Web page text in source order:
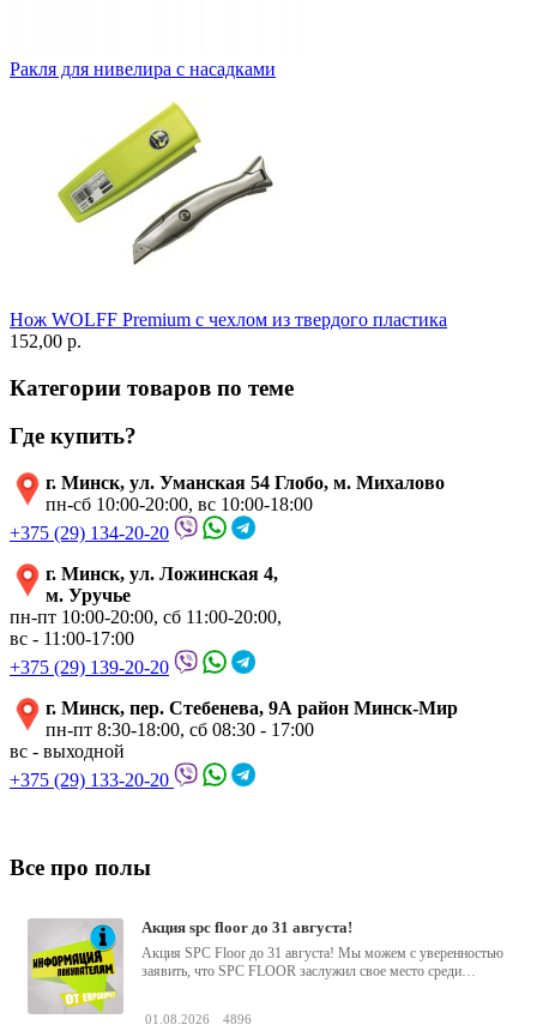
Ракля для нивелира с насадками
Нож WOLFF Premium с чехлом из твердого пластика
152,00 p.
Категории товаров по теме
Где купить?
г. Минск, ул. Уманская 54 Глобо, м. Михалово
пн-сб 10:00-20:00, вс 10:00-18:00
+375 (29) 134-20-20
г. Минск, ул. Ложинская 4,
м. Уручье
пн-пт 10:00-20:00, сб 11:00-20:00,
вс - 11:00-17:00
+375 (29) 139-20-20
г. Минск, пер. Стебенева, 9А район Минск-Мир
пн-пт 8:30-18:00, сб 08:30 - 17:00
вс - выходной
+375 (29) 133-20-20
Все про полы
акция spc floor до 31 августа!
Акция SPC Floor до 31 августа! Мы можем с уверенностью
заявить, что SPC FLOOR заслужил свое место среди
01.08.2026 4896